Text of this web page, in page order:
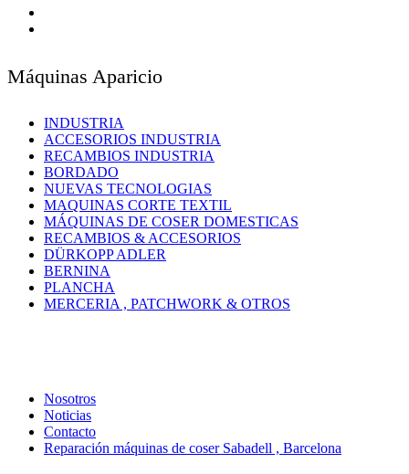
Máquinas Aparicio
INDUSTRIA
ACCESORIOS INDUSTRIA
RECAMBIOS INDUSTRIA
BORDADO
NUEVAS TECNOLOGIAS
MAQUINAS CORTE TEXTIL
MÁQUINAS DE COSER DOMESTICAS
RECAMBIOS & ACCESORIOS
DÜRKOPP ADLER
BERNINA
PLANCHA
MERCERIA , PATCHWORK & OTROS
Nosotros
Noticias
Contacto
Reparación máquinas de coser Sabadell , Barcelona